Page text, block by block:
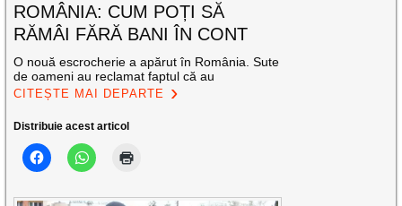
ROMÂNIA: CUM POȚI SĂ
RĂMÂI FĂRĂ BANI ÎN CONT
O nouă escrocherie a apărut în România. Sute
de oameni au reclamat faptul că au
CITEȘTE MAI DEPARTE
Distribuie acest articol